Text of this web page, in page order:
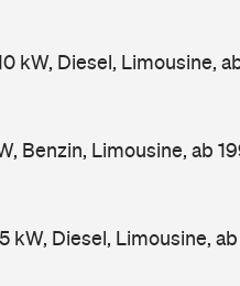
kW, Diesel, Limousine,
Benzin, Limousine, ab
kW, Diesel, Limousine,